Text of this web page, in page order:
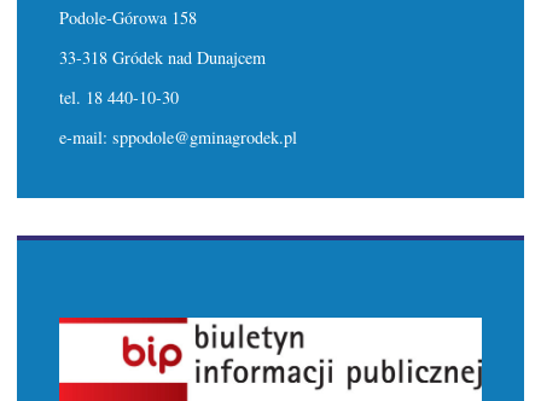
Podole-Górowa 158
33-318 Gródek nad Dunajcem
tel. 18 440-10-30
e-mail: sppodole@gminagrodek.pl